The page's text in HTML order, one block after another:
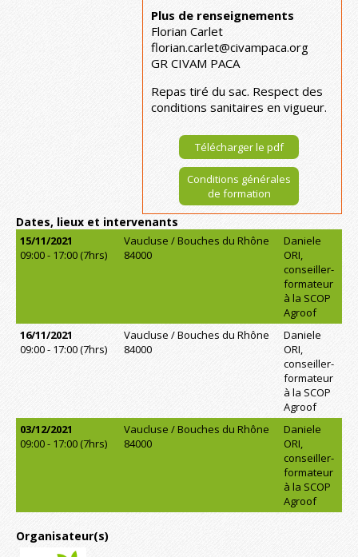
Plus de renseignements
Florian Carlet
florian.carlet@civampaca.org
GR CIVAM PACA
Repas tiré du sac. Respect des
conditions sanitaires en vigueur.
Télécharger le pdf
Conditions générales
de formation
Dates, lieux et intervenants
15/11/2021
09:00 - 17:00 (7hrs)
Vaucluse / Bouches du Rhône
84000
Daniele
ORI,
conseiller-
formateur
à la SCOP
Agroof
16/11/2021
09:00 - 17:00 (7hrs)
Vaucluse / Bouches du Rhône
84000
Daniele
ORI,
conseiller-
formateur
à la SCOP
Agroof
03/12/2021
09:00 - 17:00 (7hrs)
Vaucluse / Bouches du Rhône
84000
Daniele
ORI,
conseiller-
formateur
à la SCOP
Agroof
Organisateur(s)